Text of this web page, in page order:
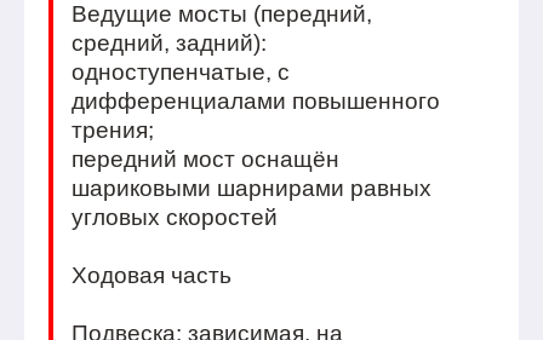
Ведущие мосты (передний,
средний, задний):
одноступенчатые, с
дифференциалами повышенного
трения;
передний мост оснащён
шариковыми шарнирами равных
угловых скоростей
Ходовая часть
Подвеска: зависимая, на